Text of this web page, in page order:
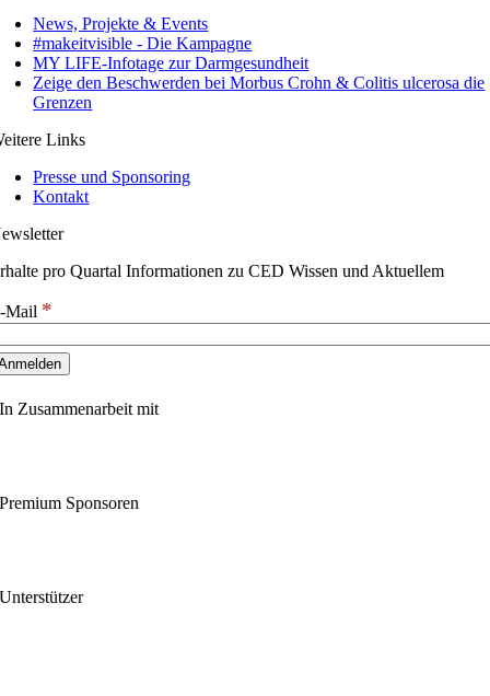
News, Projekte & Events
#makeitvisible - Die Kampagne
MY LIFE-Infotage zur Darmgesundheit
Zeige den Beschwerden bei Morbus Crohn & Colitis ulcerosa die
Grenzen
Links
Presse und Sponsoring
Kontakt
pro Quartal Informationen zu CED Wissen und Aktuellem
Mail *
In Zusammenarbeit mit
Premium Sponsoren
Unterstützer